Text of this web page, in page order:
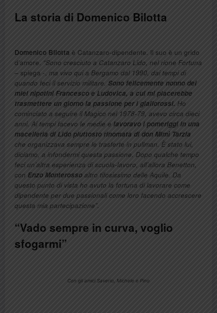
La storia di Domenico Bilotta
Domenico Bilotta è Catanzaro-dipendente. Il suo è un grido
d’amore. “Sono cresciuto a Catanzaro Lido, nel rione Fortuna
– spiega -, ma vivo qui a Bergamo dal 1990, dai tempi di
quando feci il servizio militare. Sono felicemente nonno dei
miei nipotini Francesco e Ludovica, a cui mi piacerebbe
trasmettere un giorno la passione per i giallorossi. Ho
cominciato a seguire il Magico nel 1978-79, avevo circa dieci
anni. Ai tempi facevo le medie e lavoravo i pomeriggi in una
macelleria di Lido piuttosto rinomata di don Mimì Tarzia
che organizzava sempre le trasferte in pullman. È stato lui,
diciamo, a infondermi questa passione. Dopo qualche tempo
feci un’altra esperienza di scuola-lavoro, all’allora Benetton,
con Enzo Monterosso altro tifosissimo delle Aquile. Da
questo punto di vista ho avuto la fortuna di lavorare come
dipendente per due passionali come loro facendo accrescere
questa mia partecipazione”.
“Vado sempre in curva, voglio
sfogarmi”
Con gli amici Saverio, Michele e Pino